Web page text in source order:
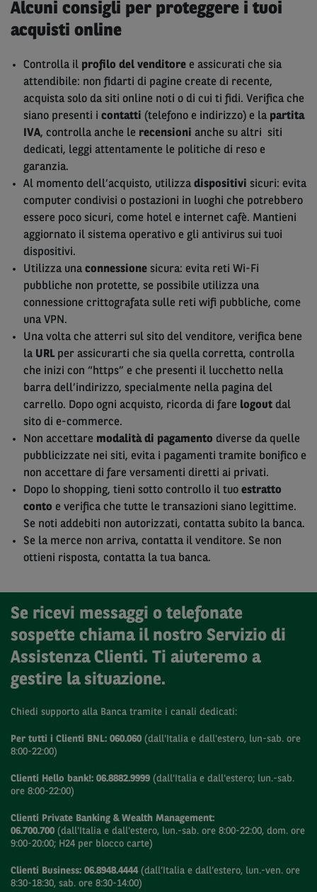
Alcuni consigli per proteggere i tuoi
acquisti online
Controlla il profilo del venditore e assicurati che sia
attendibile: non fidarti di pagine create di recente,
acquista solo da siti online noti o di cui ti fidi. Verifica che
siano presenti i contatti (telefono e indirizzo) e la partita
IVA, controlla anche le recensioni anche su altri siti
dedicati, leggi attentamente le politiche di reso e
garanzia.
Al momento dell’acquisto, utilizza dispositivi sicuri: evita
computer condivisi o postazioni in luoghi che potrebbero
essere poco sicuri, come hotel e internet cafè. Mantieni
aggiornato il sistema operativo e gli antivirus sui tuoi
dispositivi.
Utilizza una connessione sicura: evita reti Wi-Fi
pubbliche non protette, se possibile utilizza una
connessione crittografata sulle reti wifi pubbliche, come
una VPN.
Una volta che atterri sul sito del venditore, verifica bene
la URLper assicurarti che sia quella corretta, controlla
che inizi con “https” e che presenti il lucchetto nella
barra dell’indirizzo, specialmente nella pagina del
carrello. Dopo ogni acquisto, ricorda di fare logout dal
sito di e-commerce.
Non accettare modalità di pagamento diverse da quelle
pubblicizzate nei siti, evita i pagamenti tramite bonifico e
non accettare di fare versamenti diretti ai privati.
Dopo lo shopping, tieni sotto controllo il tuo estratto
conto e verifica che tutte le transazioni siano legittime.
Se noti addebiti non autorizzati, contatta subito la banca.
Se la merce non arriva, contatta il venditore. Se non
ottieni risposta, contatta la tua banca.
Se ricevi messaggi o telefonate
sospette chiama il nostro Servizio di
Assistenza Clienti. Ti aiuteremo a
gestire la situazione.
Chiedi supporto alla Banca tramite i canali dedicati:
Per tutti i Clienti BNL: 060.060 (dall'Italia e dall'estero, lun-sab. ore
8:00-22:00)
Clienti Hello bank!: 06.8882.9999 (dall'Italia e dall'estero; lun.-sab.
ore 8:00-22:00)
Clienti Private Banking & Wealth Management:
06.700.700 (dall'Italia e dall'estero, lun.-sab. ore 8:00-22:00, dom. ore
9:00-20:00; H24 per blocco carte)
Clienti Business: 06.8948.4444(dall’Italia e dall’estero, lun.-ven. ore
8:30-18:30, sab. ore 8:30-14:00)